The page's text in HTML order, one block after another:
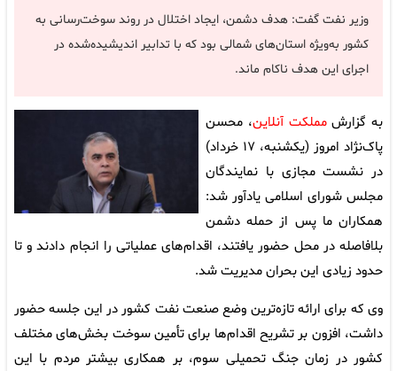
وزیر نفت گفت: هدف دشمن، ایجاد اختلال در روند سوخت‌رسانی به
کشور به‌ویژه استان‌های شمالی بود که با تدابیر اندیشیده‌شده در
اجرای این هدف ناکام ماند.
به گزارشمملکت آنلاین، محسن
پاک‌نژاد امروز (یکشنبه، ۱۷ خرداد)
در نشست مجازی با نمایندگان
مجلس شورای اسلامی یادآور شد:
همکاران ما پس از حمله دشمن
بلافاصله در محل حضور یافتند، اقدام‌های عملیاتی را انجام دادند و تا
حدود زیادی این بحران مدیریت شد.
وی که برای ارائه تازه‌ترین وضع صنعت نفت کشور در این جلسه حضور
داشت، افزون بر تشریح اقدام‌ها برای تأمین سوخت بخش‌های مختلف
کشور در زمان جنگ تحمیلی سوم، بر همکاری بیشتر مردم با این